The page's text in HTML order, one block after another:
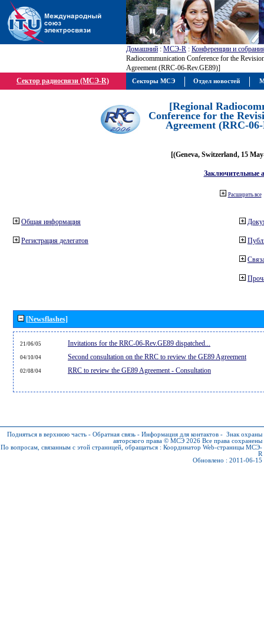
Домашний : МСЭ-R : Конференции и
Radiocommunication Conference for the
Agreement (RRC-06-Rev.GE89)]
Сектор радиосвязи (МСЭ-R)
[Regional
Conference for the
Agreement (RRC-
[(Geneva, Switzerland, 15
Заключительные
Расширить все
Общая информация
Регистрация делегатов
[Newsflashes]
21/06/05 Invitations for the RRC-06-Rev.GE89 dispatched...
04/10/04 Second consultation on the RRC to review the GE89 Agreement
02/08/04 RRC to review the GE89 Agreement - Consultation
Подняться в верхнюю часть - Обратная связь - Информация для контактов - Знак охраны
авторского права © МСЭ 2026 Все права сохранены
По вопросам, связанным с этой страницей, обращаться : Координатор Web-страницы МСЭ-
R
Обновлено : 2011-06-15
Секторы МСЭ Отдел новостей